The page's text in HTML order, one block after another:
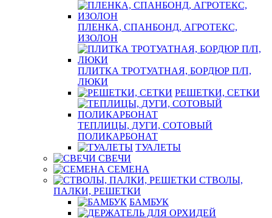
ПЛЕНКА, СПАНБОНД, АГРОТЕКС,
ИЗОЛОН
ПЛИТКА ТРОТУАТНАЯ, БОРДЮР П/П,
ЛЮКИ
РЕШЕТКИ, СЕТКИ
ТЕПЛИЦЫ, ДУГИ, СОТОВЫЙ
ПОЛИКАРБОНАТ
ТУАЛЕТЫ
СВЕЧИ
СЕМЕНА
СТВОЛЫ,
ПАЛКИ, РЕШЕТКИ
БАМБУК